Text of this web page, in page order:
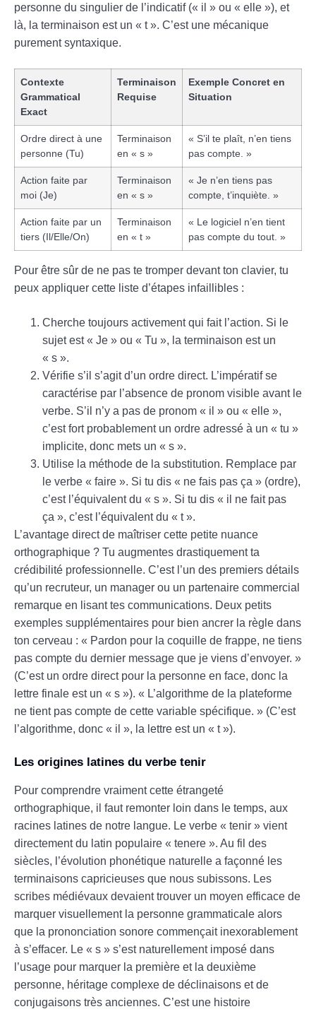
personne du singulier de l’indicatif (« il » ou « elle »), et
là, la terminaison est un « t ». C’est une mécanique
purement syntaxique.
Contexte
Grammatical
Exact
Terminaison
Requise
Exemple Concret en
Situation
Ordre direct à une
personne (Tu)
Terminaison
en « s »
« S’il te plaît, n’en tiens
pas compte. »
Action faite par
moi (Je)
Terminaison
en « s »
« Je n’en tiens pas
compte, t’inquiète. »
Action faite par un
tiers (Il/Elle/On)
Terminaison
en « t »
« Le logiciel n’en tient
pas compte du tout. »
Pour être sûr de ne pas te tromper devant ton clavier, tu
peux appliquer cette liste d’étapes infaillibles :
Cherche toujours activement qui fait l’action. Si le
sujet est « Je » ou « Tu », la terminaison est un
« s ».
Vérifie s’il s’agit d’un ordre direct. L’impératif se
caractérise par l’absence de pronom visible avant le
verbe. S’il n’y a pas de pronom « il » ou « elle »,
c’est fort probablement un ordre adressé à un « tu »
implicite, donc mets un « s ».
Utilise la méthode de la substitution. Remplace par
le verbe « faire ». Si tu dis « ne fais pas ça » (ordre),
c’est l’équivalent du « s ». Si tu dis « il ne fait pas
ça », c’est l’équivalent du « t ».
L’avantage direct de maîtriser cette petite nuance
orthographique ? Tu augmentes drastiquement ta
crédibilité professionnelle. C’est l’un des premiers détails
qu’un recruteur, un manager ou un partenaire commercial
remarque en lisant tes communications. Deux petits
exemples supplémentaires pour bien ancrer la règle dans
ton cerveau : « Pardon pour la coquille de frappe, ne tiens
pas compte du dernier message que je viens d’envoyer. »
(C’est un ordre direct pour la personne en face, donc la
lettre finale est un « s »). « L’algorithme de la plateforme
ne tient pas compte de cette variable spécifique. » (C’est
l’algorithme, donc « il », la lettre est un « t »).
Les origines latines du verbe tenir
Pour comprendre vraiment cette étrangeté
orthographique, il faut remonter loin dans le temps, aux
racines latines de notre langue. Le verbe « tenir » vient
directement du latin populaire « tenere ». Au fil des
siècles, l’évolution phonétique naturelle a façonné les
terminaisons capricieuses que nous subissons. Les
scribes médiévaux devaient trouver un moyen efficace de
marquer visuellement la personne grammaticale alors
que la prononciation sonore commençait inexorablement
à s’effacer. Le « s » s’est naturellement imposé dans
l’usage pour marquer la première et la deuxième
personne, héritage complexe de déclinaisons et de
conjugaisons très anciennes. C’est une histoire